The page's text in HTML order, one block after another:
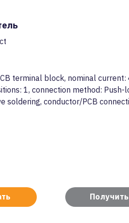
terminal block, nominal current:
1, connection method: Push-
soldering, conductor/PCB